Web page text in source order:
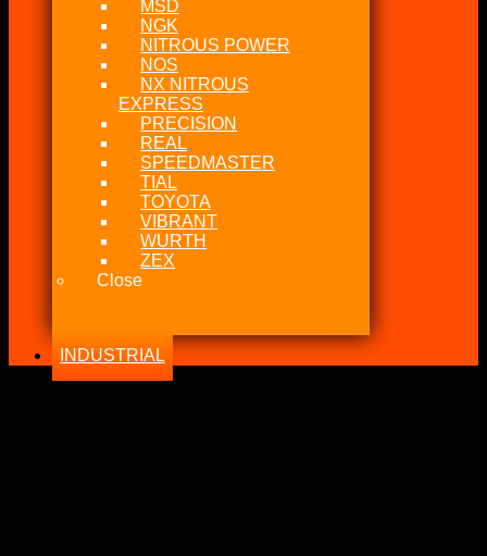
MSD
NGK
NITROUS POWER
NOS
NX NITROUS
EXPRESS
PRECISION
REAL
SPEEDMASTER
TIAL
TOYOTA
VIBRANT
WURTH
ZEX
Close
INDUSTRIAL